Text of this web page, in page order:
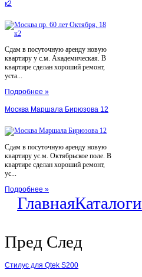
к2
Сдам в посуточную аренду новую
квартиру у с.м. Академическая. В
квартире сделан хороший ремонт,
уста...
Подробнее »
Москва Маршала Бирюзова 12
Сдам в посуточную аренду новую
квартиру ус.м. Октябрьское поле. В
квартире сделан хороший ремонт,
ус...
Подробнее »
ГлавнаяКаталоги
Пред След
Стилус для Qtek S200